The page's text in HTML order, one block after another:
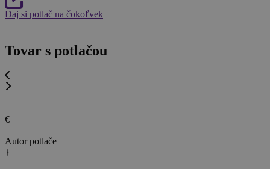
Daj si potlač na čokoľvek
Tovar s potlačou
€
Autor potlače
}